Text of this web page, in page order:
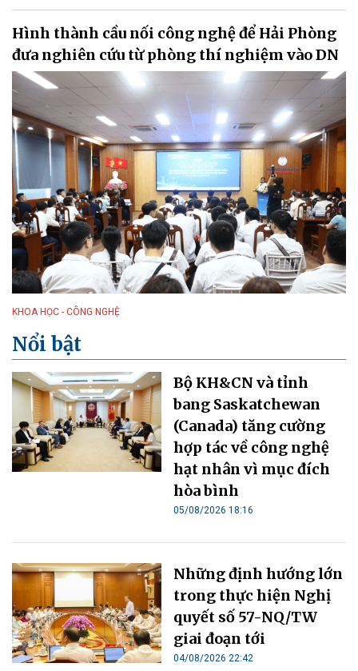
Hình thành cầu nối công nghệ để Hải Phòng
đưa nghiên cứu từ phòng thí nghiệm vào DN
KHOA HỌC - CÔNG NGHỆ
Nổi bật
Bộ KH&CN và tỉnh
bang Saskatchewan
(Canada) tăng cường
hợp tác về công nghệ
hạt nhân vì mục đích
hòa bình
05/08/2026 18:16
Những định hướng lớn
trong thực hiện Nghị
quyết số 57-NQ/TW
giai đoạn tới
04/08/2026 22:42